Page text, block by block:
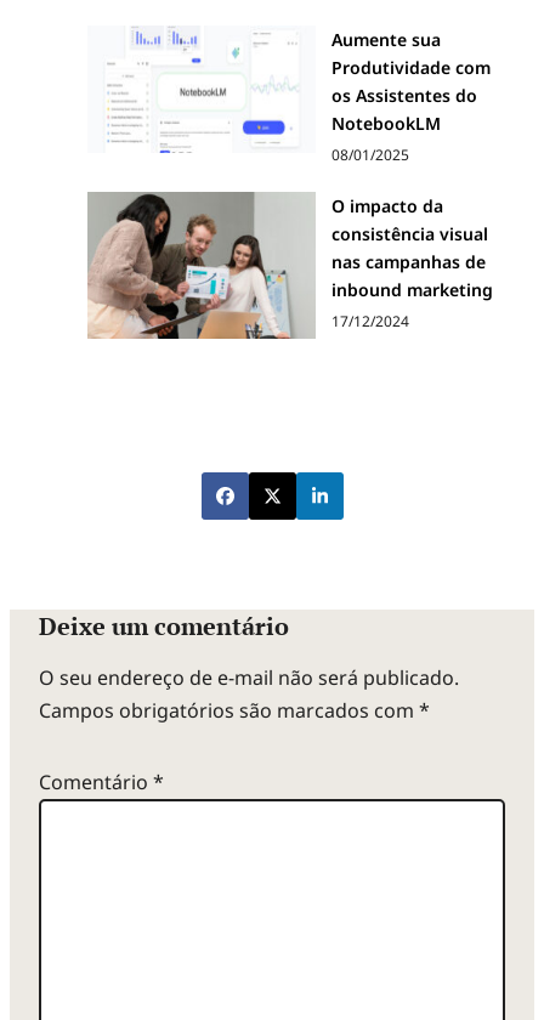
Aumente sua
Produtividade com
os Assistentes do
NotebookLM
08/01/2025
O impacto da
consistência visual
nas campanhas de
inbound marketing
17/12/2024
Deixe um comentário
O seu endereço de e-mail não será publicado.
Campos obrigatórios são marcados com *
Comentário *